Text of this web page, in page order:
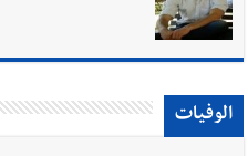
الوفيات